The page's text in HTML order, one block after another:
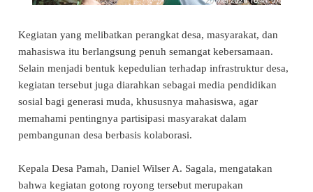
Kegiatan yang melibatkan perangkat desa, masyarakat, dan
mahasiswa itu berlangsung penuh semangat kebersamaan.
Selain menjadi bentuk kepedulian terhadap infrastruktur desa,
kegiatan tersebut juga diarahkan sebagai media pendidikan
sosial bagi generasi muda, khususnya mahasiswa, agar
memahami pentingnya partisipasi masyarakat dalam
pembangunan desa berbasis kolaborasi.
Kepala Desa Pamah, Daniel Wilser A. Sagala, mengatakan
bahwa kegiatan gotong royong tersebut merupakan